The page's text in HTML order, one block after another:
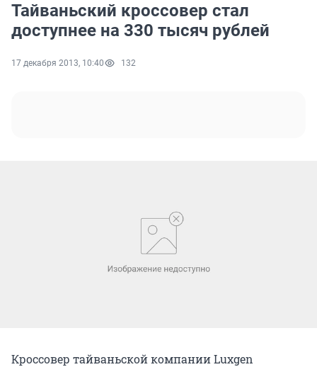
Тайваньский кроссовер стал
доступнее на 330 тысяч рублей
17 декабря 2013, 10:40 132
Кроссовер тайваньской компании Luxgen